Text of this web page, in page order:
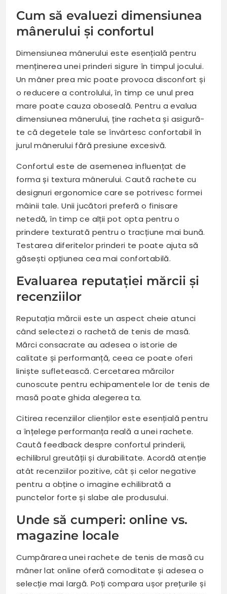
Cum să evaluezi dimensiunea
mânerului și confortul
Dimensiunea mânerului este esențială pentru
menținerea unei prinderi sigure în timpul jocului.
Un mâner prea mic poate provoca disconfort și
o reducere a controlului, în timp ce unul prea
mare poate cauza oboseală. Pentru a evalua
dimensiunea mânerului, ține racheta și asigură-
te că degetele tale se învârtesc confortabil în
jurul mânerului fără presiune excesivă.
Confortul este de asemenea influențat de
forma și textura mânerului. Caută rachete cu
designuri ergonomice care se potrivesc formei
mâinii tale. Unii jucători preferă o finisare
netedă, în timp ce alții pot opta pentru o
prindere texturată pentru o tracțiune mai bună.
Testarea diferitelor prinderi te poate ajuta să
găsești opțiunea cea mai confortabilă.
Evaluarea reputației mărcii și
recenziilor
Reputația mărcii este un aspect cheie atunci
când selectezi o rachetă de tenis de masă.
Mărci consacrate au adesea o istorie de
calitate și performanță, ceea ce poate oferi
liniște sufletească. Cercetarea mărcilor
cunoscute pentru echipamentele lor de tenis de
masă poate ghida alegerea ta.
Citirea recenziilor clienților este esențială pentru
a înțelege performanța reală a unei rachete.
Caută feedback despre confortul prinderii,
echilibrul greutății și durabilitate. Acordă atenție
atât recenziilor pozitive, cât și celor negative
pentru a obține o imagine echilibrată a
punctelor forte și slabe ale produsului.
Unde să cumperi: online vs.
magazine locale
Cumpărarea unei rachete de tenis de masă cu
mâner lat online oferă comoditate și adesea o
selecție mai largă. Poți compara ușor prețurile și